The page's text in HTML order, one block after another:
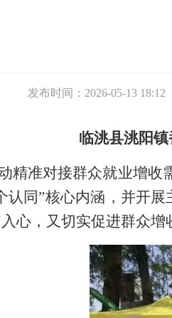
发布时间：2026-05-13 18:12
临洮县洮阳
精准对接群众就业增收
认同”核心内涵，并开
心，又切实促进群众增